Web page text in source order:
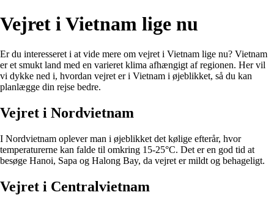
Vejret i Vietnam lige nu
Er du interesseret i at vide mere om vejret i Vietnam lige nu? Vietnam
er et smukt land med en varieret klima afhængigt af regionen. Her vil
vi dykke ned i, hvordan vejret er i Vietnam i øjeblikket, så du kan
planlægge din rejse bedre.
Vejret i Nordvietnam
I Nordvietnam oplever man i øjeblikket det kølige efterår, hvor
temperaturerne kan falde til omkring 15-25°C. Det er en god tid at
besøge Hanoi, Sapa og Halong Bay, da vejret er mildt og behageligt.
Vejret i Centralvietnam